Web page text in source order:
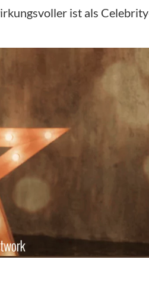
ist als